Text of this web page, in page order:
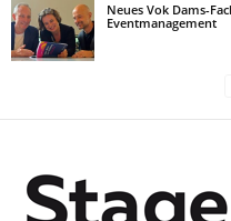
Neues Vok Dams-
Eventmanagement